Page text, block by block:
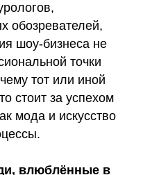
обозревателей,
шоу-бизнеса не
точки
тот или иной
стоит за успехом
мода и искусство
влюблённые в